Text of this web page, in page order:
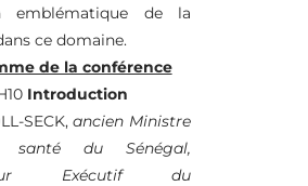
emblématique de la
ce domaine.
de la conférence
Introduction
SECK,ancien Ministre
du Sénégal,
Exécutif du